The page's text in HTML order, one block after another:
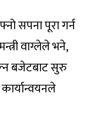
सपना पूरा गर्न
वाग्लेले भने,
बजेटबाट सुरु